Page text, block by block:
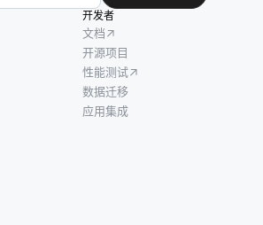
开发者
文档
开源项目
性能测试
数据迁移
应用集成